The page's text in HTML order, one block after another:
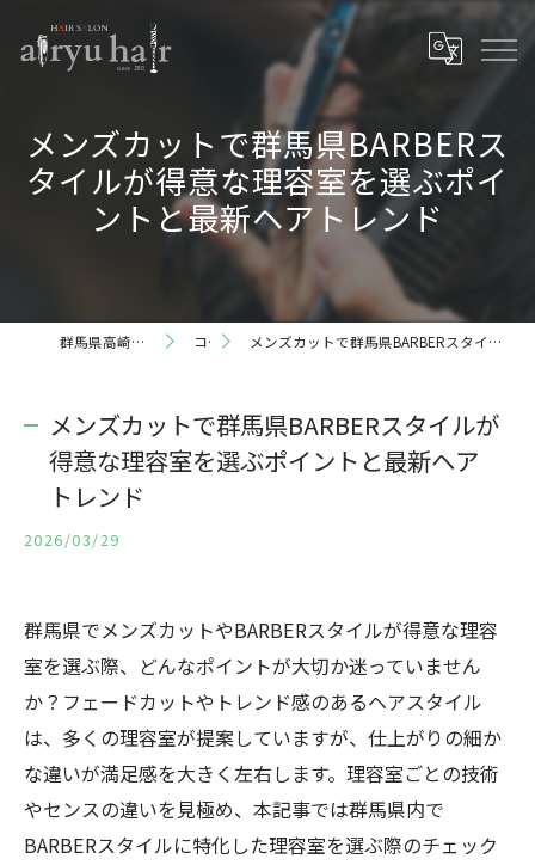
メンズカットで群馬県BARBERス
タイルが得意な理容室を選ぶポイ
ントと最新ヘアトレンド
群馬県高崎の理容室ならairyu hair コラム メンズカットで群馬県BARBERスタイルが得意な理容室を選ぶポイントと最新ヘアトレンド
メンズカットで群馬県BARBERスタイルが
得意な理容室を選ぶポイントと最新ヘア
トレンド
2026/03/29
群馬県でメンズカットやBARBERスタイルが得意な理容
室を選ぶ際、どんなポイントが大切か迷っていません
か？フェードカットやトレンド感のあるヘアスタイル
は、多くの理容室が提案していますが、仕上がりの細か
な違いが満足感を大きく左右します。理容室ごとの技術
やセンスの違いを見極め、本記事では群馬県内で
BARBERスタイルに特化した理容室を選ぶ際のチェック